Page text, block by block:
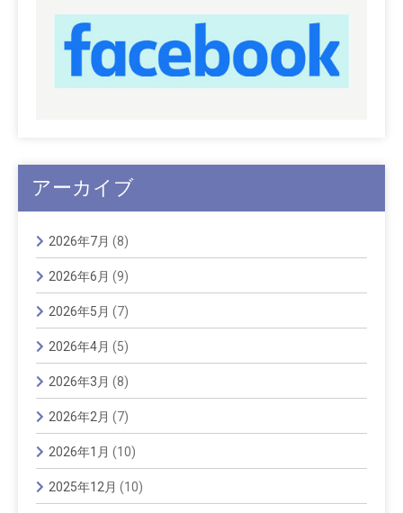
アーカイブ
2026年7月 (8)
2026年6月 (9)
2026年5月 (7)
2026年4月 (5)
2026年3月 (8)
2026年2月 (7)
2026年1月 (10)
2025年12月 (10)